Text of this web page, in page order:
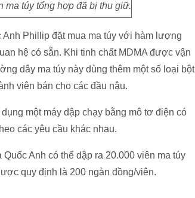
ma túy tổng hợp đã bị thu giữ.
Phillip đặt mua ma túy với hàm lượng
hệ có sẵn. Khi tinh chất MDMA được vận
dây ma túy này dùng thêm một số loại bột
viên bán cho các đầu nậu.
một máy dập chạy bằng mô tơ điện có
các yêu cầu khác nhau.
Anh có thể dập ra 20.000 viên ma túy
quy định là 200 ngàn đồng/viên.